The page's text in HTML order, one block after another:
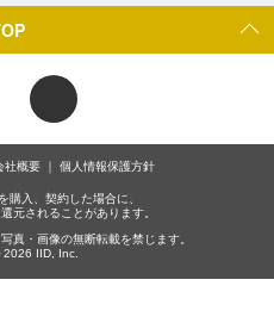
社概要 個人情報保護方針
購入、契約した場合に、
元されることがあります。
真・画像の無断転載を禁じます。
IID, Inc.